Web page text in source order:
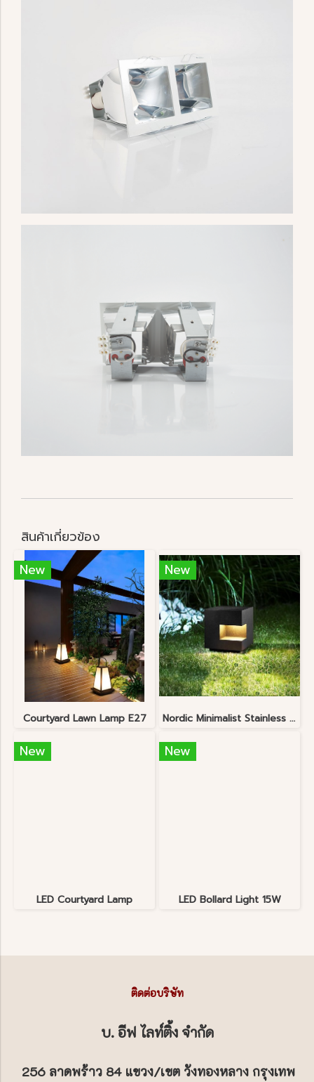
สินค้าเกี่ยวข้อง
New
Courtyard Lawn Lamp E27
New
Nordic Minimalist Stainless Steel Lawn Lamp
New
LED Courtyard Lamp
New
LED Bollard Light 15W
ติดต่อบริษัท
บ. อีฟ ไลท์ติ้ง จำกัด
256 ลาดพร้าว 84 แขวง/เขต วังทองหลาง กรุงเทพ